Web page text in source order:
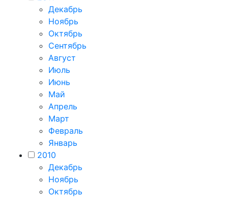
Декабрь
Ноябрь
Октябрь
Сентябрь
Август
Июль
Июнь
Май
Апрель
Март
Февраль
Январь
2010
Декабрь
Ноябрь
Октябрь